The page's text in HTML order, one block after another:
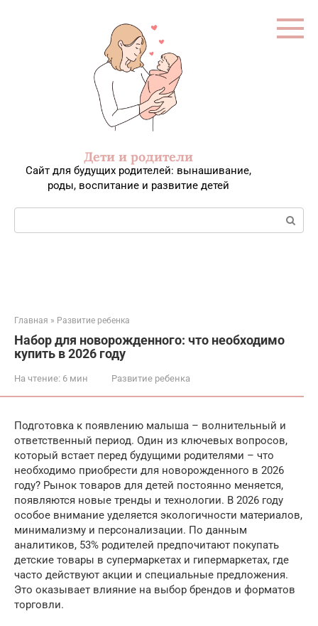
Дети и родители
Сайт для будущих родителей: вынашивание,
роды, воспитание и развитие детей
Поиск:
Главная » Развитие ребенка
Набор для новорожденного: что необходимо
купить в 2026 году
На чтение: 6 мин Развитие ребенка
Подготовка к появлению малыша – волнительный и
ответственный период. Один из ключевых вопросов,
который встает перед будущими родителями – что
необходимо приобрести для новорожденного в 2026
году? Рынок товаров для детей постоянно меняется,
появляются новые тренды и технологии. В 2026 году
особое внимание уделяется экологичности материалов,
минимализму и персонализации. По данным
аналитиков, 53% родителей предпочитают покупать
детские товары в супермаркетах и гипермаркетах, где
часто действуют акции и специальные предложения.
Это оказывает влияние на выбор брендов и форматов
торговли.